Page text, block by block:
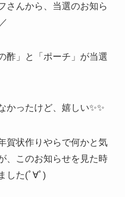
さんから、当選のお知ら
酢」と「ポーチ」が当選
かったけど、嬉しい✨✨
賀状作りやらで何かと気
、このお知らせを見た時
した(ﾟ∀ﾟ)